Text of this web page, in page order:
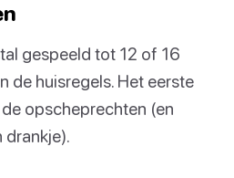
gespeeld tot 12 of 16
de huisregels. Het eerste
opscheprechten (en
drankje).